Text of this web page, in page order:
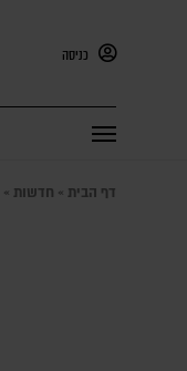
כניסה
דף הבית » חדשות »